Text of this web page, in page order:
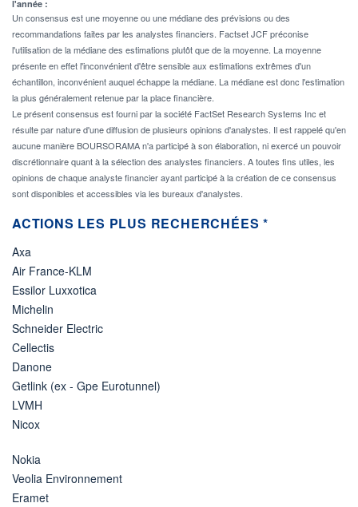
l'année :
Un consensus est une moyenne ou une médiane des prévisions ou des
recommandations faites par les analystes financiers. Factset JCF préconise
l'utilisation de la médiane des estimations plutôt que de la moyenne. La moyenne
présente en effet l'inconvénient d'être sensible aux estimations extrêmes d'un
échantillon, inconvénient auquel échappe la médiane. La médiane est donc l'estimation
la plus généralement retenue par la place financière.
Le présent consensus est fourni par la société FactSet Research Systems Inc et
résulte par nature d'une diffusion de plusieurs opinions d'analystes. Il est rappelé qu'en
aucune manière BOURSORAMA n'a participé à son élaboration, ni exercé un pouvoir
discrétionnaire quant à la sélection des analystes financiers. A toutes fins utiles, les
opinions de chaque analyste financier ayant participé à la création de ce consensus
sont disponibles et accessibles via les bureaux d'analystes.
ACTIONS LES PLUS RECHERCHÉES *
Axa
Air France-KLM
Essilor Luxxotica
Michelin
Schneider Electric
Cellectis
Danone
Getlink (ex - Gpe Eurotunnel)
LVMH
Nicox
Nokia
Veolia Environnement
Eramet